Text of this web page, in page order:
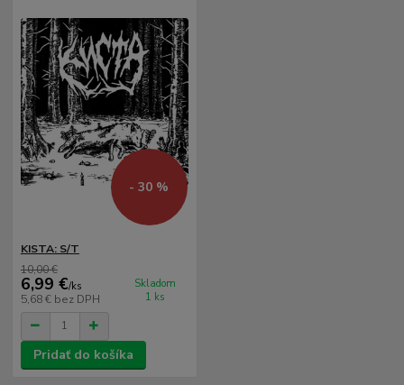
- 30 %
KISTA: S/T
10,00 €
6,99 €/ks
5,68 € bez DPH
Skladom
1 ks
Pridať do košíka